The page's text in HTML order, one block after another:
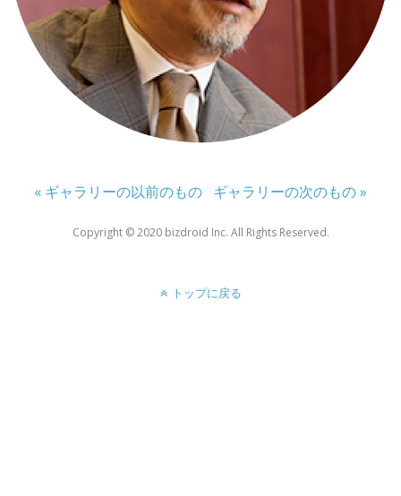
« ギャラリーの以前のもの ギャラリーの次のもの »
Copyright ©︎ 2020 bizdroid Inc. All Rights Reserved.
トップに戻る